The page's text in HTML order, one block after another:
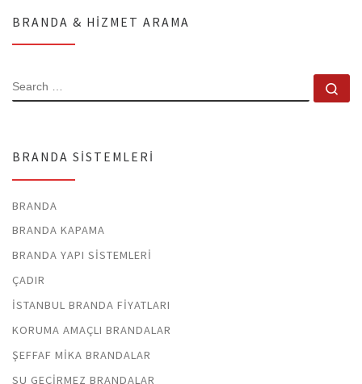
BRANDA & HIZMET ARAMA
SEARCH
BRANDA SISTEMLERI
BRANDA
BRANDA KAPAMA
BRANDA YAPI SISTEMLERI
ÇADIR
İSTANBUL BRANDA FIYATLARI
KORUMA AMAÇLI BRANDALAR
ŞEFFAF MIKA BRANDALAR
SU GEÇIRMEZ BRANDALAR